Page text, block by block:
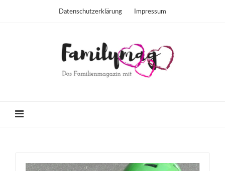
Datenschutzerklärung Impressum